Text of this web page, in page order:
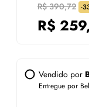
R$ 390,72 -
R$
Vendido por
Entregue por